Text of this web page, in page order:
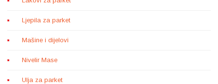
Ljepila za parket
Mašine i dijelovi
Nivelir Mase
Ulja za parket